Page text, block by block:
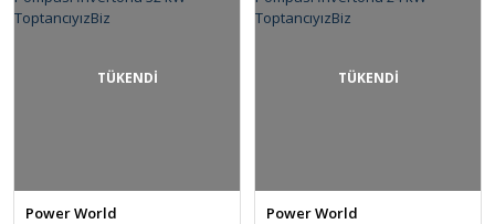
TÜKENDİ
Power World
TÜKENDİ
Power World